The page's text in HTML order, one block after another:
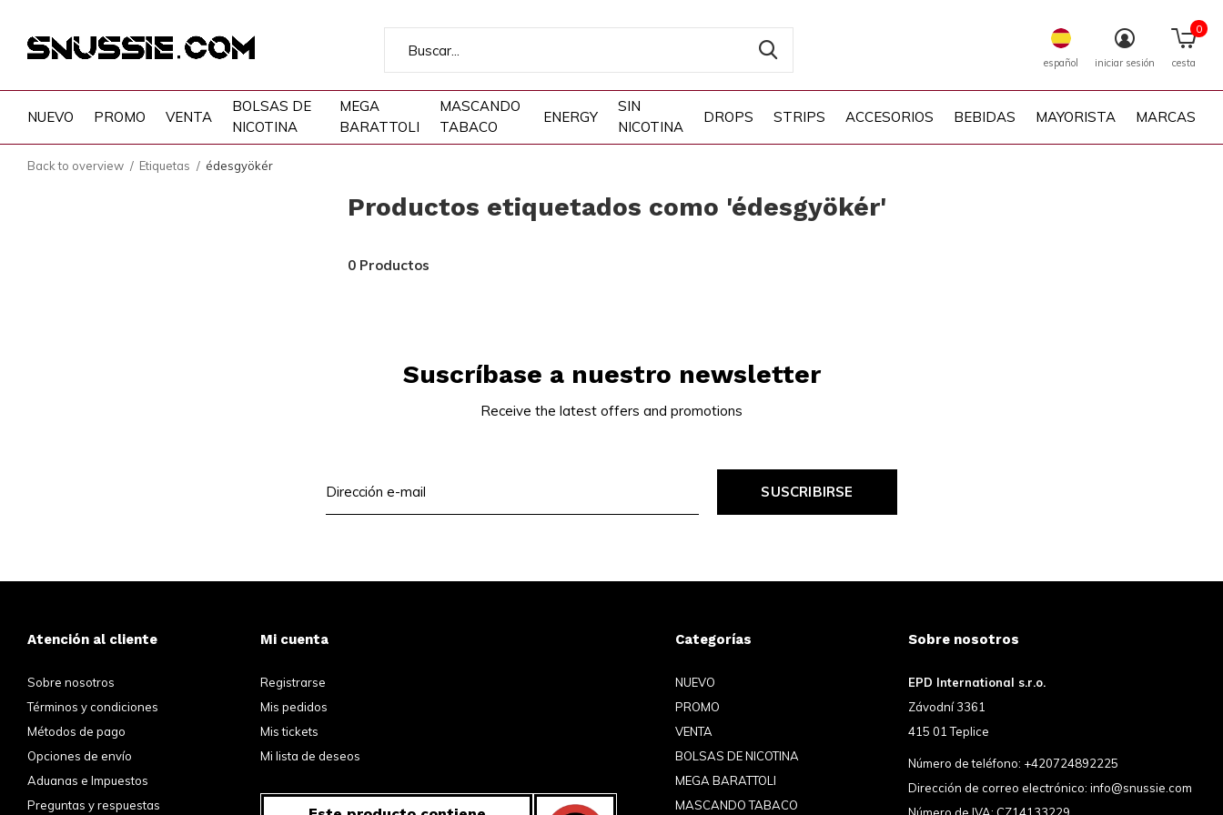
NUEVO PROMO VENTA
BOLSAS DE
NICOTINA
MEGA
BARATTOLI
MASCANDO
TABACO
ENERGY
SIN
NICOTINA
DROPS STRIPS ACCESORIOS BEBIDAS MAYORISTA MARCAS
español iniciar sesión cesta
0
Back to overview Etiquetas édesgyökér
Productos etiquetados como 'édesgyökér'
0 Productos
Suscríbase a nuestro newsletter
Receive the latest offers and promotions
SUSCRIBIRSE
Atención al cliente
Sobre nosotros
Términos y condiciones
Métodos de pago
Opciones de envío
Aduanas e Impuestos
Preguntas y respuestas
Mi cuenta
Registrarse
Mis pedidos
Mis tickets
Mi lista de deseos
Categorías
NUEVO
PROMO
VENTA
BOLSAS DE NICOTINA
MEGA BARATTOLI
MASCANDO TABACO
Sobre nosotros
EPD International s.r.o.
Závodní 3361
415 01 Teplice
Número de teléfono: +420724892225
Dirección de correo electrónico: info@snussie.com